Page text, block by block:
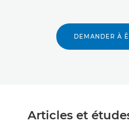
DEMANDER À
Articles et